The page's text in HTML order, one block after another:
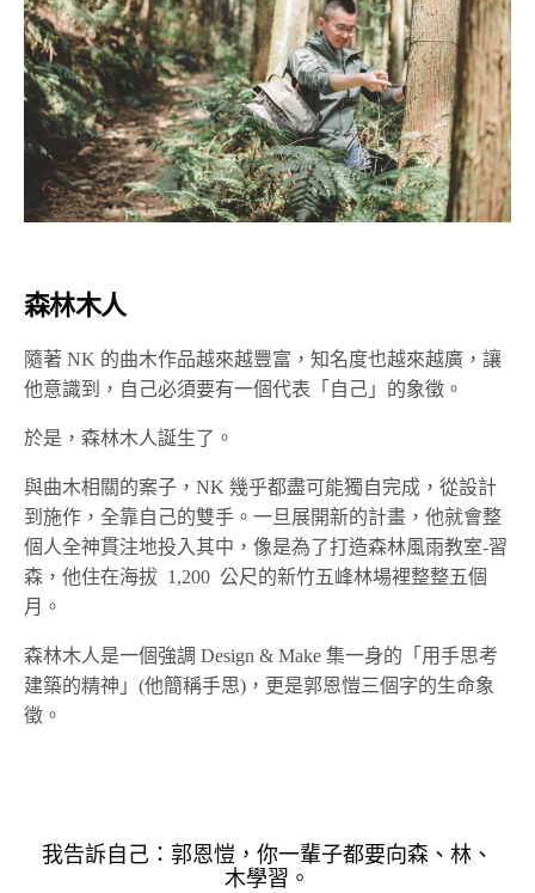
森林木人
隨著 NK 的曲木作品越來越豐富，知名度也越來越廣，讓
他意識到，自己必須要有一個代表「自己」的象徵。
於是，森林木人誕生了。
與曲木相關的案子，NK 幾乎都盡可能獨自完成，從設計
到施作，全靠自己的雙手。一旦展開新的計畫，他就會整
個人全神貫注地投入其中，像是為了打造森林風雨教室-習
森，他住在海拔 1,200 公尺的新竹五峰林場裡整整五個
月。
森林木人是一個強調 Design & Make 集一身的「用手思考
建築的精神」(他簡稱手思)，更是郭恩愷三個字的生命象
徵。
我告訴自己：郭恩愷，你一輩子都要向森、林、
木學習。